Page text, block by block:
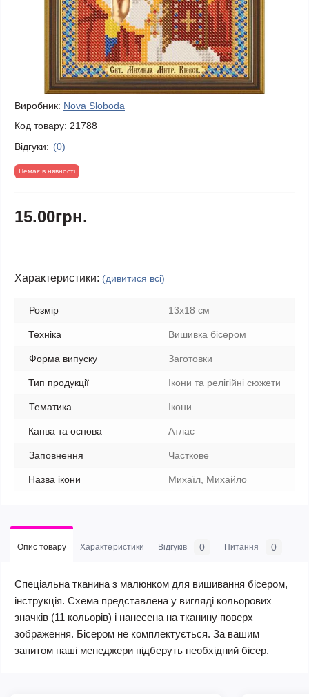
Виробник: Nova Sloboda
Код товару: 21788
Відгуки: (0)
Немає в нявності
15.00грн.
Характеристики: (дивитися всі)
Розмір 13x18 см
Техніка Вишивка бісером
Форма випуску Заготовки
Тип продукції Ікони та релігійні сюжети
Тематика Ікони
Канва та основа Атлас
Заповнення Часткове
Назва ікони Михаїл, Михайло
Опис товару Характеристики Відгуків 0 Питання 0
Спеціальна тканина з малюнком для вишивання бісером,
інструкція. Схема представлена у вигляді кольорових
значків (11 кольорів) і нанесена на тканину поверх
зображення. Бісером не комплектується. За вашим
запитом наші менеджери підберуть необхідний бісер.